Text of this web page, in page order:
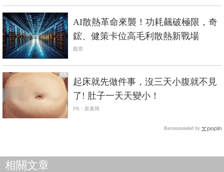
AI散熱革命來襲！功耗飆破極限，奇
鋐、健策卡位高毛利散熱新戰場
股票
PR
起床就先做件事，沒三天小腹就不見
了! 肚子一天天變小！
PR・新素簡
Recommended by
相關文章